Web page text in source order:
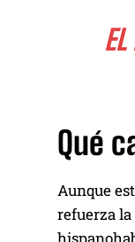
Qué
Aunque
refuerza